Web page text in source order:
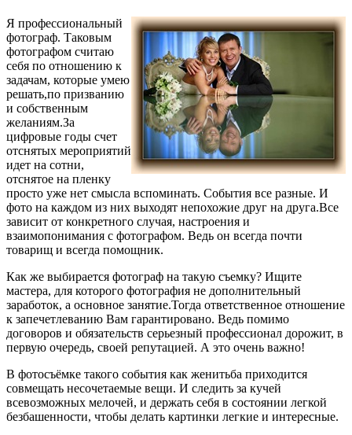
Я профессиональный
фотограф. Таковым
фотографом считаю
себя по отношению к
задачам, которые умею
решать,по призванию
и собственным
желаниям.За
цифровые годы счет
отснятых мероприятий
идет на сотни,
отснятое на пленку
просто уже нет смысла вспоминать. События все разные. И
фото на каждом из них выходят непохожие друг на друга.Все
зависит от конкретного случая, настроения и
взаимопонимания с фотографом. Ведь он всегда почти
товарищ и всегда помощник.
Как же выбирается фотограф на такую съемку? Ищите
мастера, для которого фотография не дополнительный
заработок, а основное занятие.Тогда ответственное отношение
к запечетлеванию Вам гарантировано. Ведь помимо
договоров и обязательств серьезный профессионал дорожит, в
первую очередь, своей репутацией. А это очень важно!
В фотосъёмке такого события как женитьба приходится
совмещать несочетаемые вещи. И следить за кучей
всевозможных мелочей, и держать себя в состоянии легкой
безбашенности, чтобы делать картинки легкие и интересные.